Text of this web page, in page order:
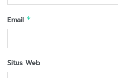
Email *
Situs Web